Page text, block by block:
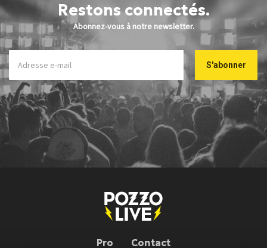
Restons connectés.
Abonnez-vous à notre newsletter.
Pro Contact